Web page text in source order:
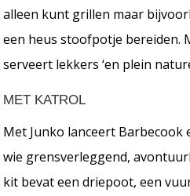
alleen kunt grillen maar
een heus stoofpotje bereiden.
serveert lekkers ‘en plein
MET KATROL
Met Junko lanceert
wie grensverleggend,
kit bevat een driepoot, een